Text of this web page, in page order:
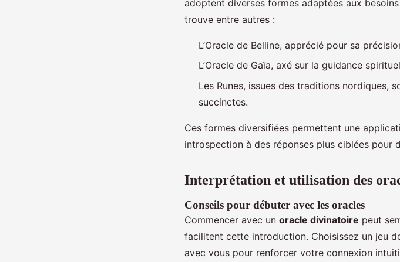
adoptent diverses formes adaptées aux
trouve entre autres :
L’Oracle de Belline, apprécié pour sa
L’Oracle de Gaïa, axé sur la guidance
Les Runes, issues des traditions nordiques,
succinctes.
Ces formes diversifiées permettent une
introspection à des réponses plus ciblées pour
Interprétation et utilisation des
Conseils pour débuter avec les oracles
Commencer avec un oracle divinatoire peut
facilitent cette introduction. Choisissez un jeu
avec vous pour renforcer votre connexion